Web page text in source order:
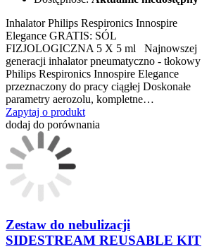
Inhalator Philips Respironics Innospire
Elegance GRATIS: SÓL
FIZJOLOGICZNA 5 X 5 ml Najnowszej
generacji inhalator pneumatyczno - tłokowy
Philips Respironics Innospire Elegance
przeznaczony do pracy ciągłej Doskonałe
parametry aerozolu, kompletne…
Zapytaj o produkt
dodaj do porównania
Zestaw do nebulizacji
SIDESTREAM REUSABLE KIT